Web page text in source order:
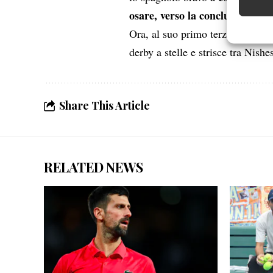
scelte
osare, verso la conclusione.
Ora, al suo primo terzo turno
derby a stelle e strisce tra
Share This Article
RELATED NEWS